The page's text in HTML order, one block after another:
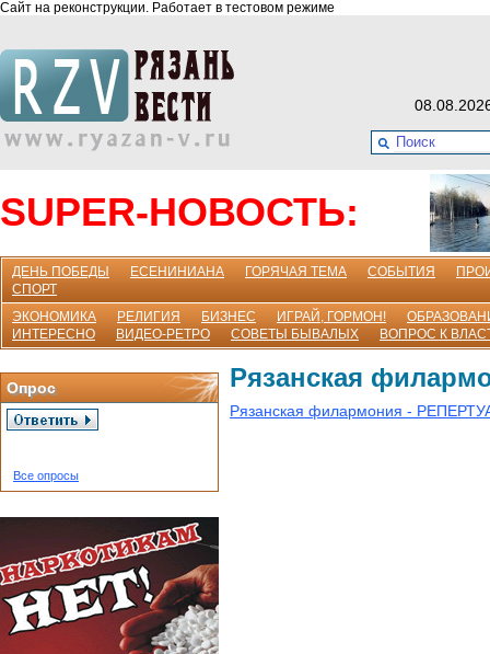
Сайт на реконструкции. Работает в тестовом режиме
SUPER-НОВОСТЬ:
ДЕНЬ ПОБЕДЫ ЕСЕНИНИАНА ГОРЯЧАЯ ТЕМА СОБЫТИЯ
СПОРТ
ЭКОНОМИКА
РЕЛИГИЯ БИЗНЕС ИГРАЙ, ГОРМОН!
ИНТЕРЕСНО
ВИДЕО-РЕТРО СОВЕТЫ БЫВАЛЫХ ВОПРОС К
Опрос
Все опросы
Рязанская
Рязанская филармония -